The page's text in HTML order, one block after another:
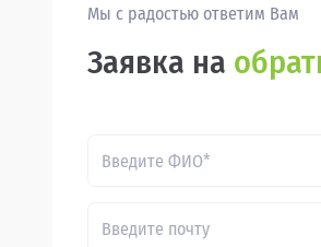
Мы с радостью ответим Вам
Заявка на